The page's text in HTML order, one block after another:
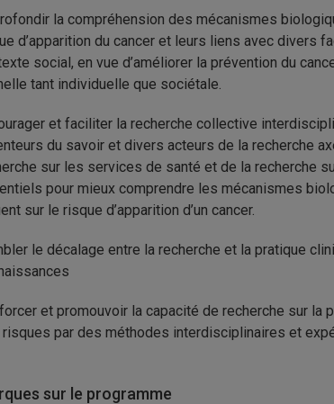
la compréhension des mécanismes
d’apparition du cancer et leurs liens avec divers
social, en vue d’améliorer la prévention du
tant individuelle que sociétale.
et faciliter la recherche collective
du savoir et divers acteurs de la recherche
sur les services de santé et de la recherche
pour mieux comprendre les mécanismes
sur le risque d’apparition d’un cancer.
le décalage entre la recherche et la pratique
et promouvoir la capacité de recherche sur la
par des méthodes interdisciplinaires et
sur le programme